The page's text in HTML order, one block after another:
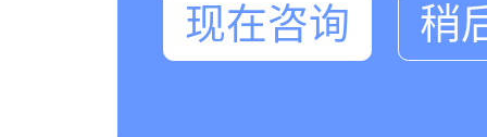
现在咨询 稍